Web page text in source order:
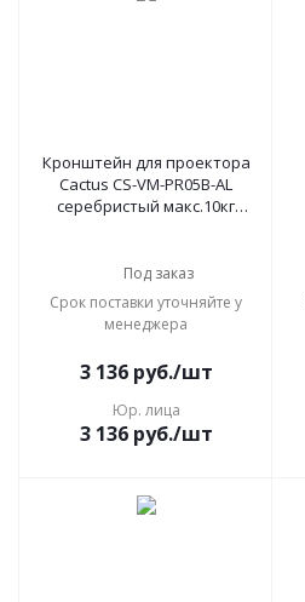
Кронштейн для проектора
Cactus CS-VM-PR05B-AL
серебристый макс.10кг
Под заказ
Срок поставки уточняйте у
менеджера
3 136руб./шт
Юр. лица
3 136руб./шт